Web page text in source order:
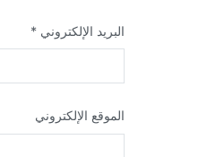
البريد الإلكتروني *
الموقع الإلكتروني